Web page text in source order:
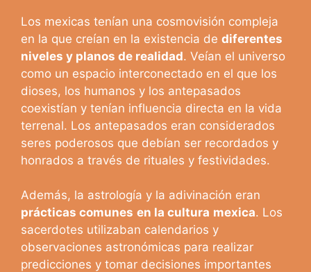
Los mexicas tenían una cosmovisión compleja
en la que creían en la existencia de diferentes
niveles y planos de realidad. Veían el universo
como un espacio interconectado en el que los
dioses, los humanos y los antepasados
coexistían y tenían influencia directa en la vida
terrenal. Los antepasados eran considerados
seres poderosos que debían ser recordados y
honrados a través de rituales y festividades.
Además, la astrología y la adivinación eran
prácticas comunes en la cultura mexica. Los
sacerdotes utilizaban calendarios y
observaciones astronómicas para realizar
predicciones y tomar decisiones importantes